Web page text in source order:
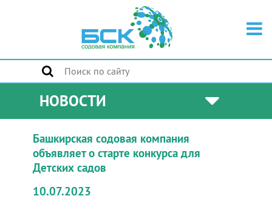
НОВОСТИ
Башкирская содовая компания
объявляет о старте конкурса для
Детских садов
10.07.2023